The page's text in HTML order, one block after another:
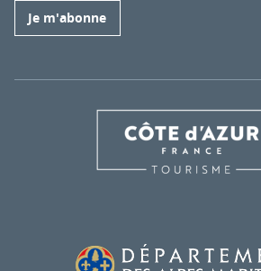
Je m'abonne